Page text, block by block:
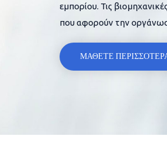
εμπορίου. Τις
που αφορούν την
ΜΑΘΕΤΕ